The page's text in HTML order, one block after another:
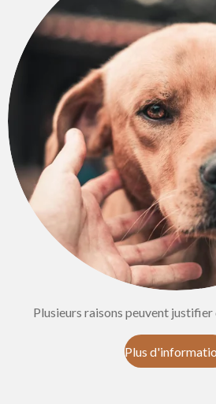
Plusieurs raisons peuvent justifier
Plus